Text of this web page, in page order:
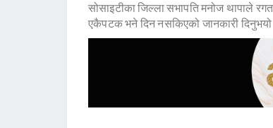
सोसाइटीका जिल्ला सभापति मनोज थापाले
एकैपटक भने दिन नसकिएको जानकारी